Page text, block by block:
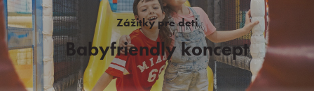
Zážitky pre deti
Babyfriendly koncept